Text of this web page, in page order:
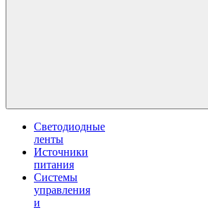
Светодиодные
ленты
Источники
питания
Системы
управления
и